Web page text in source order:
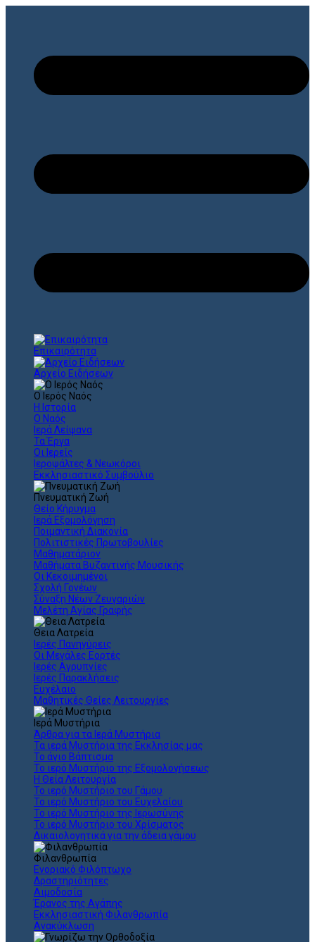
Επικαιρότητα
Αρχείο Ειδήσεων
Ο Ιερός Ναός
Η Ιστορία
Ο Ναός
Ιερά Λείψανα
Τα Έργα
Οι Ιερείς
Ιεροψάλτες & Νεωκόροι
Εκκλησιαστικό Συμβούλιο
Πνευματική Ζωή
Θείο Κήρυγμα
Ιερά Εξομολόγηση
Ποιμαντική Διακονία
Πολιτιστικές Πρωτοβουλίες
Μαθηματάριον
Μαθήματα Βυζαντινής Μουσικής
Οι Κεκοιμημένοι
Σχολή Γονέων
Σύναξη Νέων Ζευγαριών
Μελέτη Αγίας Γραφής
Θεια Λατρεία
Ιερές Πανηγύρεις
Οι Μεγάλες Εορτές
Ιερές Αγρυπνίες
Ιερές Παρακλήσεις
Ευχέλαιο
Μαθητικές Θείες Λειτουργίες
Ιερά Μυστήρια
Άρθρα για τα Ιερά Μυστήρια
Τα ιερά Μυστήρια της Εκκλησίας μας
Το άγιο Βάπτισμα
Το ιερό Μυστήριο της Εξομολογήσεως
Η Θεία Λειτουργία
Το ιερό Μυστήριο του Γάμου
Το ιερό Μυστήριο του Ευχελαίου
Το ιερό Μυστήριο της Ιερωσύνης
Το ιερό Μυστήριο του Χρίσματος
Δικαιολογητικά για την άδεια γάμου
Φιλανθρωπία
Ενοριακό Φιλόπτωχο
Δραστηριότητες
Αιμοδοσία
Έρανος της Αγάπης
Εκκλησιαστική Φιλανθρωπία
Ανακύκλωση